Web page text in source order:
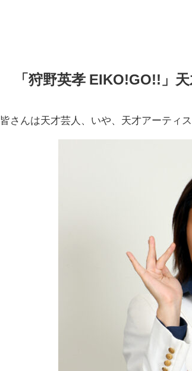
「狩野英孝 EIKO!GO!!」
皆さんは天才芸人、いや、天才アーティ